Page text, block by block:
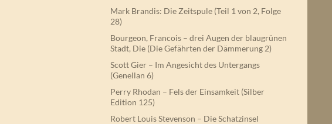
Mark Brandis: Die Zeitspule (Teil 1 von 2, Folge
28)
Bourgeon, Francois – drei Augen der blaugrünen
Stadt, Die (Die Gefährten der Dämmerung 2)
Scott Gier – Im Angesicht des Untergangs
(Genellan 6)
Perry Rhodan – Fels der Einsamkeit (Silber
Edition 125)
Robert Louis Stevenson – Die Schatzinsel